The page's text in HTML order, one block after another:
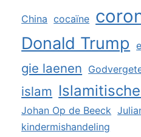
China cocaïne
Donald Trump
gie laenen
islam
Johan Op de Beeck
kindermishandeling